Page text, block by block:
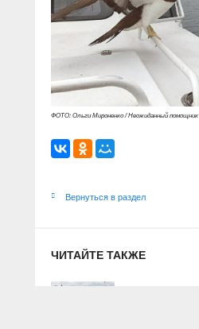
ФОТО: Ольги Мироненко / Неожиданный помощник
Вернуться в раздел
ЧИТАЙТЕ ТАКЖЕ